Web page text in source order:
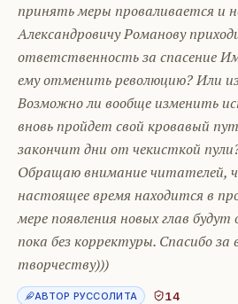
принять меры проваливается и
Александровичу Романову
ответственность за спасение
ему отменить революцию? Или
Возможно ли вообще изменить
вновь пройдет свой кровавый
закончит дни от чекисткой
Обращаю внимание читателей,
настоящее время находится в
мере появления новых глав будут
пока без корректуры. Спасибо
творчеству)))
АВТОР РУССОЛИТА 14